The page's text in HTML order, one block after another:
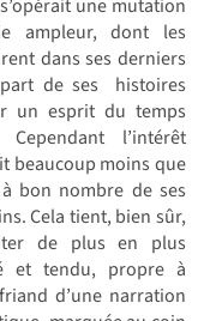
une mutation
ampleur, dont les
dans ses derniers
de ses histoires
un esprit du temps
l’intérêt
beaucoup moins que
bon nombre de ses
Cela tient, bien sûr,
de plus en plus
et tendu, propre à
d’une narration